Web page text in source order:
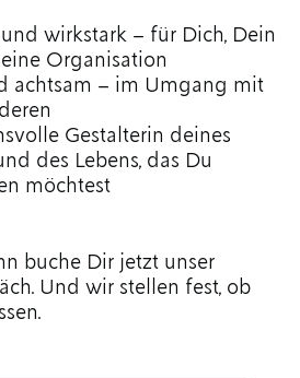
wirkstark – für Dich, Dein
Organisation
achtsam – im Umgang mit
Gestalterin deines
des Lebens, das Du
möchtest
buche Dir jetzt unser
Und wir stellen fest, ob